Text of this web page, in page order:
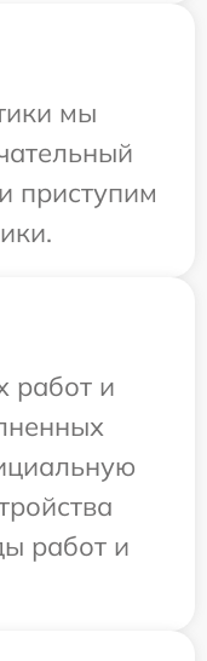
мы
приступим
работ и
работ и